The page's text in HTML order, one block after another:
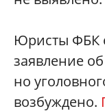
Юристы ФБК
заявление
но
возбуждено.